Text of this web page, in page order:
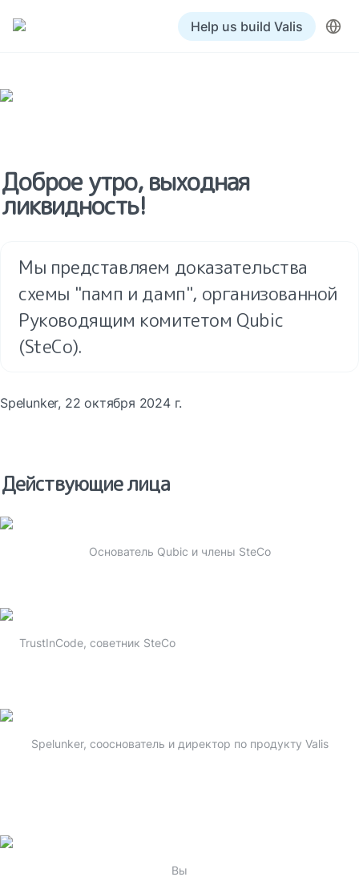
Help us build Valis
Доброе утро, выходная
ликвидность!
Мы представляем доказательства
схемы "памп и дамп", организованной
Руководящим комитетом Qubic
(SteCo).
Spelunker, 22 октября 2024 г.
Действующие лица
Основатель Qubic и члены SteCo
TrustInCode, советник SteCo
Spelunker, сооснователь и директор по продукту Valis
Вы